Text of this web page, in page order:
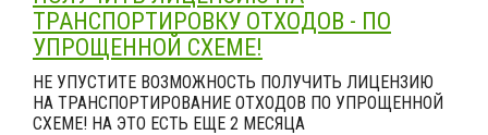
ТРАНСПОРТИРОВКУ ОТХОДОВ - ПО
УПРОЩЕННОЙ СХЕМЕ!
НЕ УПУСТИТЕ ВОЗМОЖНОСТЬ ПОЛУЧИТЬ ЛИЦЕНЗИЮ
НА ТРАНСПОРТИРОВАНИЕ ОТХОДОВ ПО УПРОЩЕННОЙ
СХЕМЕ! НА ЭТО ЕСТЬ ЕЩЕ 2 МЕСЯЦА